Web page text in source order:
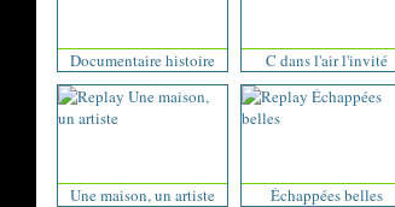
Documentaire histoire C dans l'air l'invité
Une maison, un artiste Échappées belles